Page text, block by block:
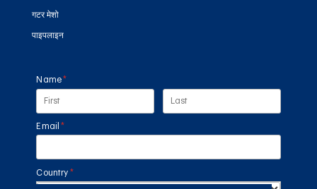
गटर मेशो
पाइपलाइन
Name *
(required)
Email *
(required)
Country *
(required)